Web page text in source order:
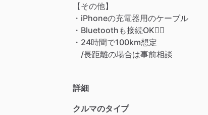
【その他】
・iPhoneの充電器用のケーブル
・Bluetoothも接続OK🙆‍♀️
・24時間で100km想定
​/​長距離の場合は事前相談
詳細
クルマのタイプ